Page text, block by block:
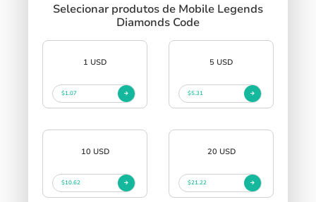
Selecionar produtos de Mobile Legends
Diamonds Code
1 USD
$1.07
5 USD
$5.31
10 USD
$10.62
20 USD
$21.22